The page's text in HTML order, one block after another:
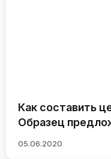
Как составить
Образец
05.06.2020